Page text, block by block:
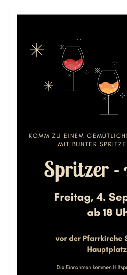
Erstkommunion
Firmung
Erwachsenen-Firmung
Versöhnung
Wiedereintritt
Begräbnis
Datenschutz
Pfarre Mannswörth